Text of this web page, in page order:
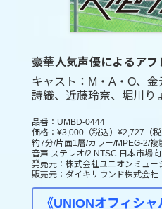
豪華人気声優によるアフ
キャスト：M・A・O、
詩織、近藤玲奈、堀川り
品番：UMBD-0444
価格：¥3,000（税込）¥2,727（税
約7分/片面1層/カラー/MPEG-2/
音声 ステレオ/2 NTSC 日本市場
発売元：株式会社ユニオンミュー
販売元：ダイキサウンド株式会社
《UNIONオフィシ